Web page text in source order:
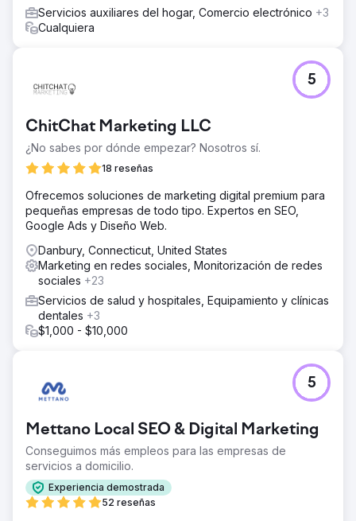
Servicios auxiliares del hogar, Comercio electrónico +3
Cualquiera
ChitChat Marketing LLC
¿No sabes por dónde empezar? Nosotros sí.
18 reseñas
5
Ofrecemos soluciones de marketing digital premium para
pequeñas empresas de todo tipo. Expertos en SEO,
Google Ads y Diseño Web.
Danbury, Connecticut, United States
Marketing en redes sociales, Monitorización de redes
sociales +23
Servicios de salud y hospitales, Equipamiento y clínicas
dentales +3
$1,000 - $10,000
Mettano Local SEO & Digital Marketing
Conseguimos más empleos para las empresas de
servicios a domicilio.
Experiencia demostrada
52 reseñas
5